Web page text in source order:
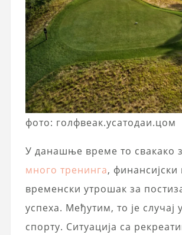
фото: голфвеак.усатодаи.цом
У данашње време то свакако
много тренинга, финансијски
временски утрошак за
успеха. Међутим, то је случај
спорту. Ситуација са